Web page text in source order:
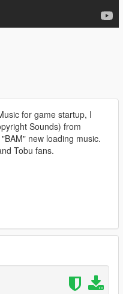
for game startup, I
Sounds) from
new loading music.
Tobu fans.